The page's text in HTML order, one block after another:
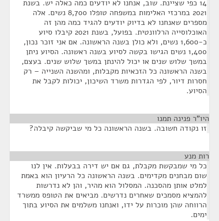
14 כפי שציינת. שוב, אנחנו לא יודעים כמה כאלה יש. בשנת
2021 במרכזי האלימות במשפחה טופלו 8,700 נשים. אלה
מספרים שאנחנו לא בדיוק יודעים להגיד כמה מהן זה
האוכלוסייה הרלוונטית. בפועל, בשנת 2021 קיבלו סיוע
כ-1,600 נשים, ולא כולן בשנה הראשונה. אם אני זוכר נכון,
1,400 נשים הגישו בקשה לסיוע בשנה ראשונה. הסיוע ניתן
במשך שלוש שנים או יכול להינתן במשך שלוש שנים. בעצם,
בשנה הראשונה כל הזכאיות מקבלות, ומהשנה השנייה – רק
חסרות דיור, לפי הגדרות משרד השיכון, יכולות לקבל את
הסיוע.
היו"ר פנינה תמנו
זו נקודה חשובה. בשנה הראשונה כל מי שביקשה קיבלה?
רות מנע
כל מי שמבקשת מקבלת, גם אם יש דירה בבעלות. אין לנו
שום מבחנים מקדימים. בשנה הראשונה כל הרעיון הוא באמת
למלט אותן מהסכנה. המסלול הוא מהיר, והן לא נדרשות
להמציא מסמכים שאחרים נדרשים. מביאים את הטופס ממשרד
הרווחה שהן מוכרות על ידו, ואנחנו משלמים את הסיוע בתוך
ימים.